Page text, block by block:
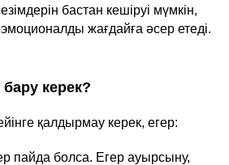
бастан кешіруі мүмкін,
жағдайға әсер етеді.
керек?
қалдырмау керек, егер:
пайда болса. Егер ауырсыну,